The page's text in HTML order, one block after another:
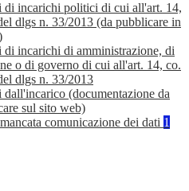
di incarichi politici di cui all'art. 14,
dlgs n. 33/2013 (da pubblicare in
di incarichi di amministrazione, di
o di governo di cui all'art. 14, co.
dlgs n. 33/2013
dall'incarico (documentazione da
sul sito web)
comunicazione dei dati 1